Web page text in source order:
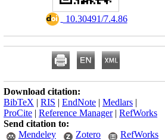
‎ 10.30491/7.4.86
Download citation:
BibTeX | RIS | EndNote | Medlars |
ProCite | Reference Manager| RefWorks
Send citation to:
Mendeley
Zotero RefWorks